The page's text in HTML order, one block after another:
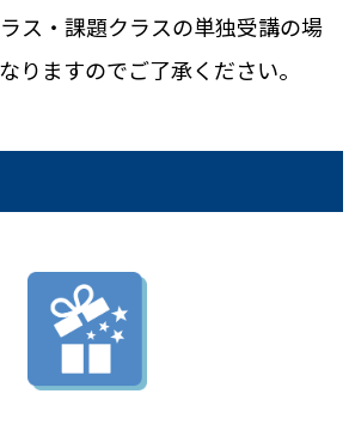
ス・課題クラスの単独受講の場
りますのでご了承ください。